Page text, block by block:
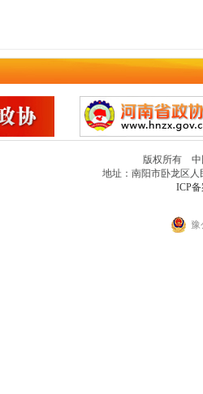
版权所有 中
地址：南阳市卧龙区
ICP
豫